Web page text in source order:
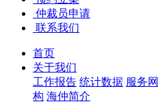
仲裁员申请
联系我们
首页
关于我们
工作报告 统计数据 服务
构 海仲简介